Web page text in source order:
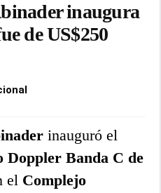
inaugura
de US$250
inauguró el
Doppler Banda C de
el Complejo